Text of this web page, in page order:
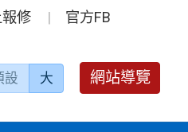
修 官方FB
設 大 網站導覽